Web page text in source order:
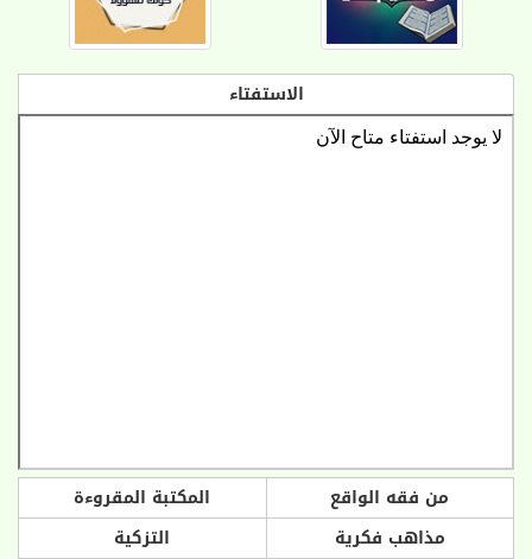
الاستفتاء
من فقه الواقع
المكتبة المقروءة
مذاهب فكرية
التزكية